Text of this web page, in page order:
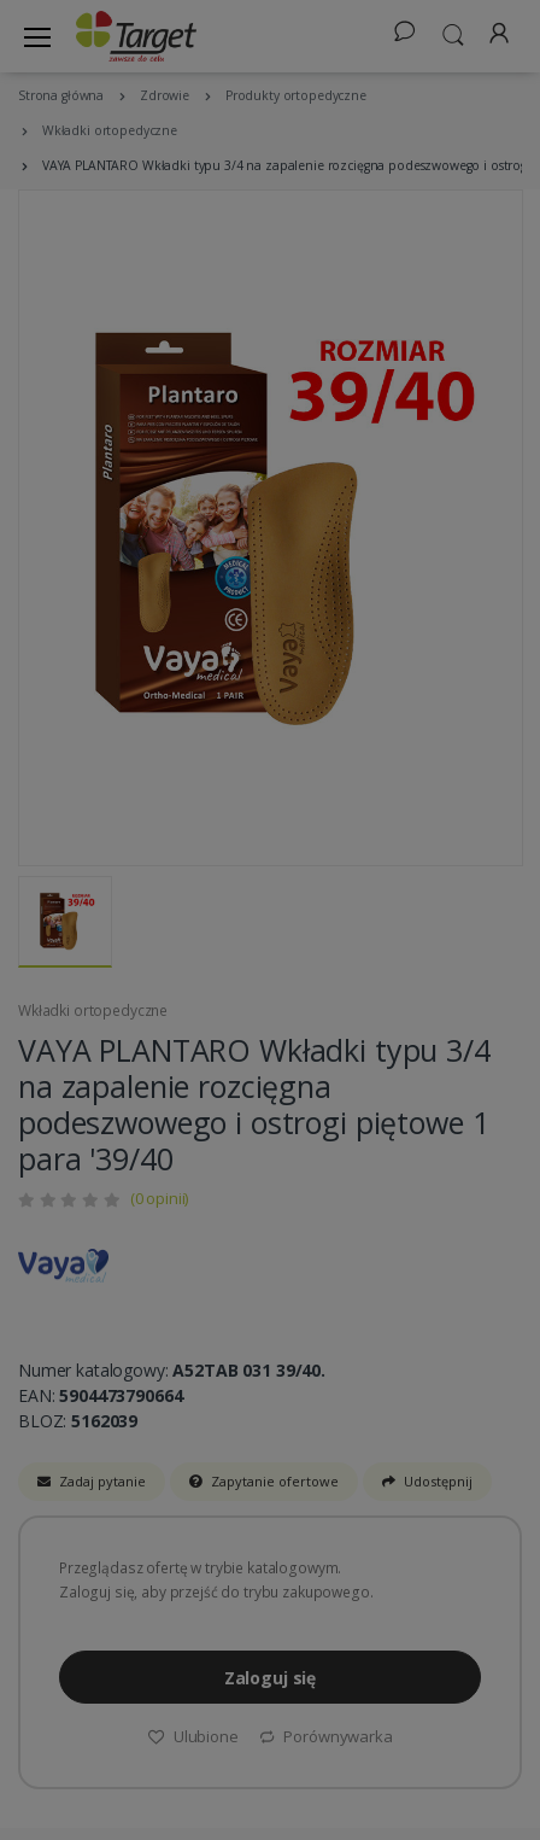
Strona główna Zdrowie Produkty ortopedyczne
Wkładki ortopedyczne
VAYA PLANTARO Wkładki typu 3/4 na zapalenie rozcięgna podeszwowego i ostrogi
Wkładki ortopedyczne
VAYA PLANTARO Wkładki typu 3/4
na zapalenie rozcięgna
podeszwowego i ostrogi piętowe 1
para '39/40
(0 opinii)
Numer katalogowy:A52TAB 031 39/40.
EAN:5904473790664
BLOZ:5162039
Zadaj pytanie Zapytanie ofertowe Udostępnij
Przeglądasz ofertę w trybie katalogowym.
Zaloguj się, aby przejść do trybu zakupowego.
Zaloguj się
Ulubione Porównywarka